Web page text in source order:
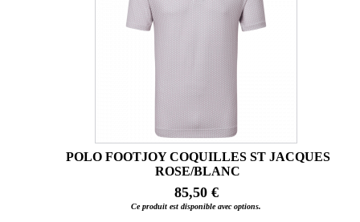
POLO FOOTJOY COQUILLES ST JACQUES
ROSE/BLANC
85,50 €
Ce produit est disponible avec options.